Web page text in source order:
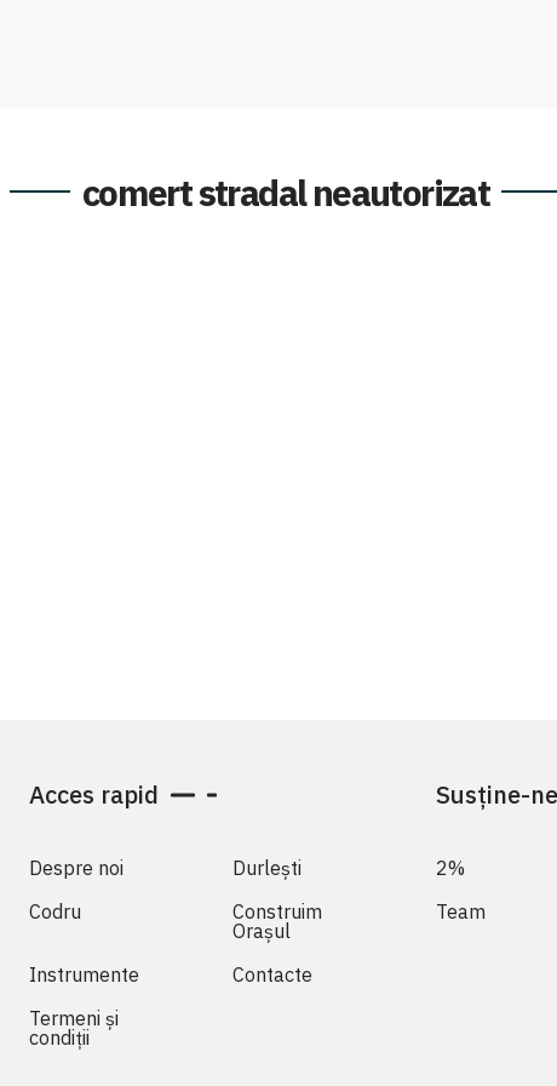
comert stradal neautorizat
Acces rapid
Despre noi
Durlești
Codru
Construim
Orașul
Instrumente
Contacte
Termeni și
condiții
Susține-ne
2%
Team